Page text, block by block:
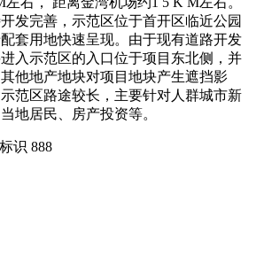
发完善，示范区位于首开区临近公园
套用地快速呈现。由于现有道路开发
入示范区的入口位于项目东北侧，并
他地产地块对项目地块产生遮挡影
范区路途较长，主要针对人群城市新
地居民、房产投资等。
识 888